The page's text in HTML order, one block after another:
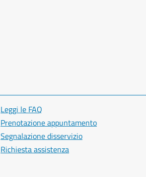
Leggi le FAQ
Prenotazione appuntamento
Segnalazione disservizio
Richiesta assistenza